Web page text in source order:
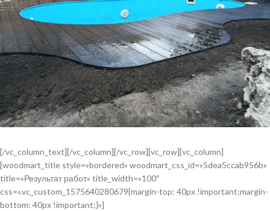
[/vc_column_text][/vc_column][/vc_row][vc_row][vc_column]
[woodmart_title style=»bordered» woodmart_css_id=»5dea5ccab956b»
title=»Результат работ» title_width=»100″
css=».vc_custom_1575640280679{margin-top: 40px !important;margin-
bottom: 40px !important;}»]